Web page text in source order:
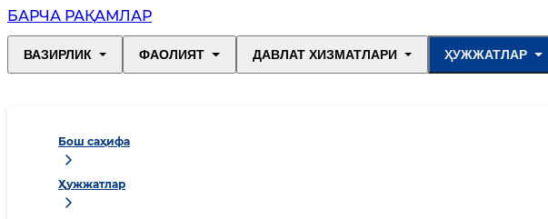
БАРЧА РАҚАМЛАР
ВАЗИРЛИК ФАОЛИЯТ ДАВЛАТ ХИЗМАТЛАРИ ҲУЖЖАТЛАР
Бош саҳифа
Ҳужжатлар